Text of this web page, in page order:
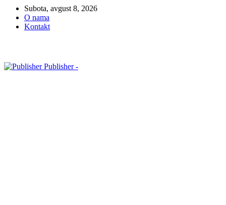
Subota, avgust 8, 2026
O nama
Kontakt
Publisher -